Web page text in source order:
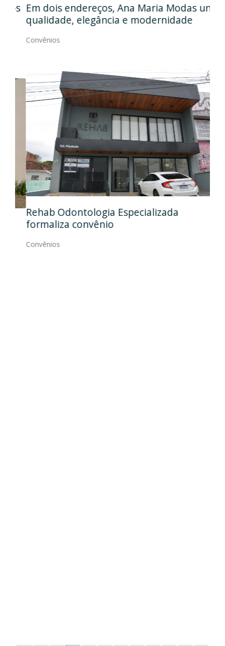
Em dois endereços, Ana Maria Modas une
qualidade, elegância e modernidade
Convênios
Rehab Odontologia Especializada
formaliza convênio
Convênios